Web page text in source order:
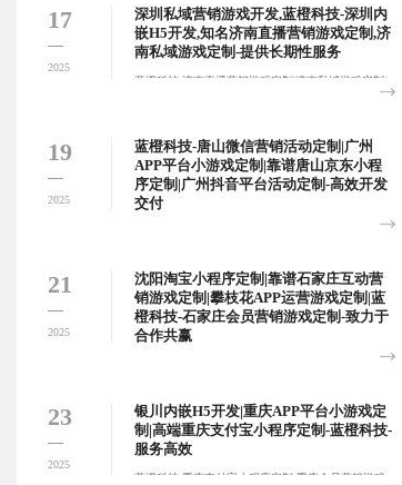
和用户互动的深度连接:
17
2025
深圳私域营销游戏开发,蓝橙科技-深圳内
嵌H5开发,知名济南直播营销游戏定制,济
南私域游戏定制-提供长期性服务
蓝橙科技-济南直播营销游戏定制|济南私域游戏定制|
现流量和销量双增长。:
19
2025
蓝橙科技-唐山微信营销活动定制|广州
APP平台小游戏定制|靠谱唐山京东小程
序定制|广州抖音平台活动定制-高效开发
交付
供开发外包服务、设计外包服务以及H5开发服务，以
全方位支持您的营销需求:
21
2025
沈阳淘宝小程序定制|靠谱石家庄互动营
销游戏定制|攀枝花APP运营游戏定制|蓝
橙科技-石家庄会员营销游戏定制-致力于
合作共赢
活动，全方位围绕“用户”做营销技术开发。:
23
2025
银川内嵌H5开发|重庆APP平台小游戏定
制|高端重庆支付宝小程序定制-蓝橙科技-
服务高效
蓝橙科技-重庆支付宝小程序定制,重庆会员营销游戏